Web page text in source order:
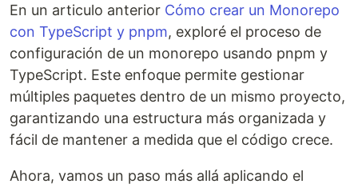
En un articulo anterior Cómo crear un Monorepo
con TypeScript y pnpm, exploré el proceso de
configuración de un monorepo usando pnpm y
TypeScript. Este enfoque permite gestionar
múltiples paquetes dentro de un mismo proyecto,
garantizando una estructura más organizada y
fácil de mantener a medida que el código crece.
Ahora, vamos un paso más allá aplicando el